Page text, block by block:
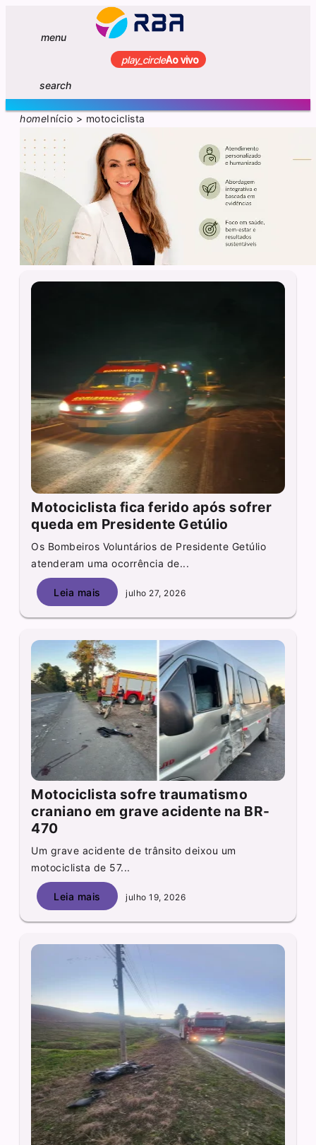
menu
play_circleAo vivo
search
homeInício > motociclista
Motociclista fica ferido após sofrer
queda em Presidente Getúlio
Os Bombeiros Voluntários de Presidente Getúlio
atenderam uma ocorrência de...
Leia mais julho 27, 2026
Motociclista sofre traumatismo
craniano em grave acidente na BR-
470
Um grave acidente de trânsito deixou um
motociclista de 57...
Leia mais julho 19, 2026